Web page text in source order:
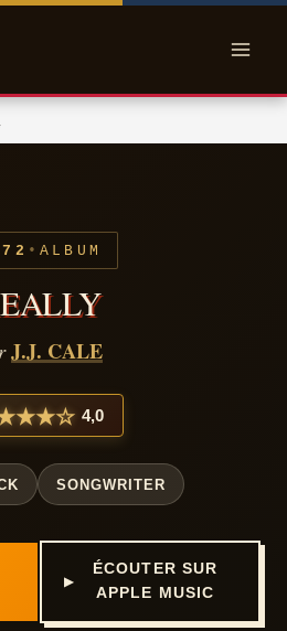
• ALBUM
J.J. CALE
★★☆ 4,0
SONGWRITER
ÉCOUTER SUR
APPLE MUSIC